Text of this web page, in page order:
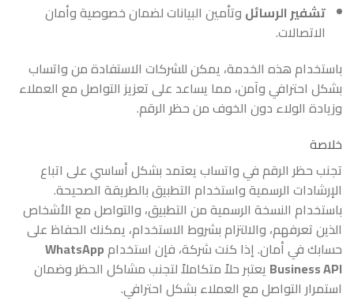
تشفير الرسائل وتأمين البيانات لضمان خصوصية وأمان
الاتصالات.
باستخدام هذه الخدمة، يمكن للشركات الاستفادة من واتساب
بشكل احترافي وآمن، مما يساعد على تعزيز التواصل مع العملاء
وزيادة الولاء دون الخوف من حظر الرقم.
خلاصة
تجنب حظر الرقم في واتساب يعتمد بشكل أساسي على اتباع
الإرشادات الرسمية واستخدام التطبيق بالطريقة الصحيحة.
باستخدام النسخة الرسمية من التطبيق، والتواصل مع الأشخاص
الذين تعرفهم، والالتزام بشروط الاستخدام، يمكنك الحفاظ على
حسابك في أمان. إذا كنت شركة، فإن استخدامWhatsApp
Business API يعتبر حلاً متكاملاً لتجنب مشاكل الحظر وضمان
استمرار التواصل مع العملاء بشكل احترافي.